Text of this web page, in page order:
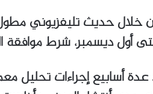
خلال حديث تليفزيوني
أول ديسمبر، شرط موافقة
أسابيع إجراءات تحليل